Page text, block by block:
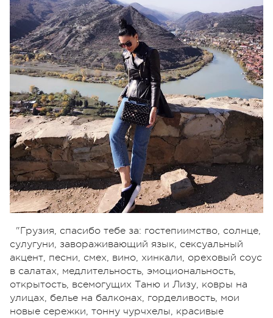
"Грузия, спасибо тебе за: гостепиимство, солнце,
сулугуни, завораживающий язык, сексуальный
акцент, песни, смех, вино, хинкали, ореховый соус
в салатах, медлительность, эмоциональность,
открытость, всемогущих Таню и Лизу, ковры на
улицах, белье на балконах, горделивость, мои
новые сережки, тонну чурчхелы, красивые